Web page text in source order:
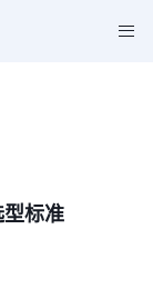
标准